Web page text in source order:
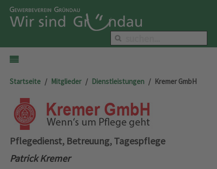
Startseite Mitglieder Dienstleistungen Kremer GmbH
Pflegedienst, Betreuung, Tagespflege
Patrick Kremer